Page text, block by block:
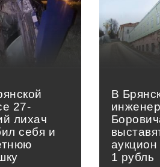
27-
лихач
себя и
В
1 рубль